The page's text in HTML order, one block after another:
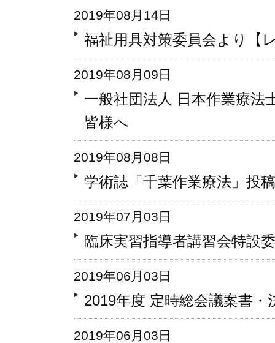
2019年08月14日
福祉用具対策委員会より【
2019年08月09日
一般社団法人 日本作業療
皆様へ
2019年08月08日
学術誌「千葉作業療法」投
2019年07月03日
臨床実習指導者講習会特設
2019年06月03日
2019年度 定時総会議案書・
2019年06月03日